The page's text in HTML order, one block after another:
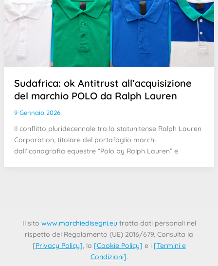
Sudafrica: ok Antitrust all’acquisizione
del marchio POLO da Ralph Lauren
9 Gennaio 2026
Il conflitto pluridecennale tra la statunitense Ralph Lauren
Corporation, titolare del portafoglio marchi
dall’iconografia equestre “Polo by Ralph Lauren” e
Il sito www.marchiedisegni.eu tratta dati personali nel
rispetto del Regolamento (UE) 2016/679. Consulta la
[Privacy Policy], la [Cookie Policy] e i [Termini e
Condizioni].